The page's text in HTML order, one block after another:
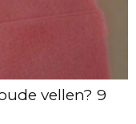
vellen? 9